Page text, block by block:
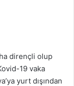
dirençli olup
19 vaka
yurt dışından